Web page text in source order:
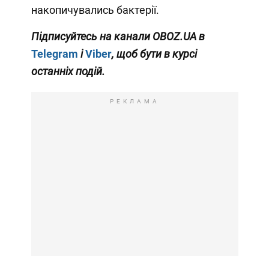
накопичувались бактерії.
Підписуйтесь на канали OBOZ.UA в
Telegram іViber, щоб бути в курсі
останніх подій.
РЕКЛАМА